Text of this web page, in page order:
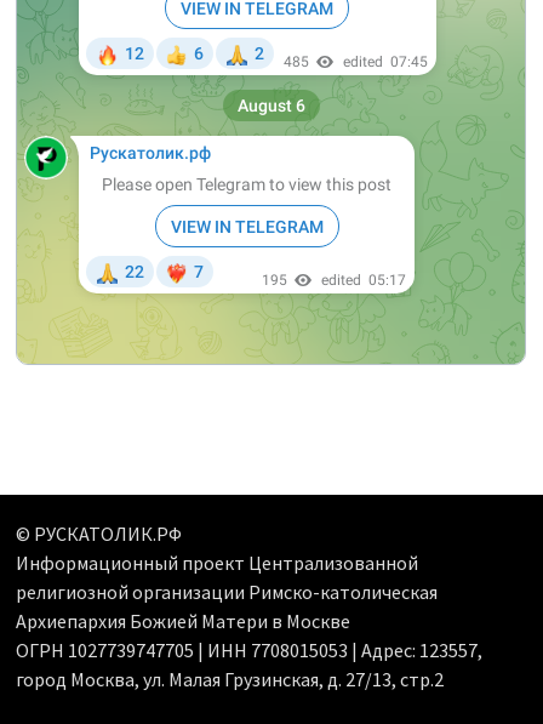
© РУСКАТОЛИК.РФ
Информационный проект Централизованной
религиозной организации Римско-католическая
Архиепархия Божией Матери в Москве
ОГРН 1027739747705 | ИНН 7708015053 | Адрес: 123557,
город Москва, ул. Малая Грузинская, д. 27/13, стр.2